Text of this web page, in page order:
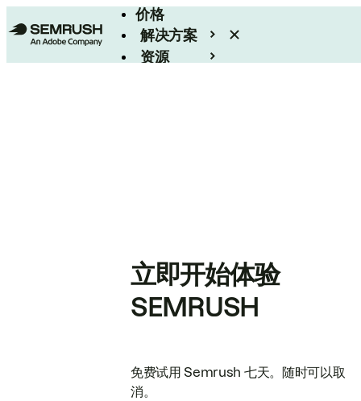
价格
解决方案
资源
立即开始体验
SEMRUSH
免费试用 Semrush 七天。随时可以取
消。